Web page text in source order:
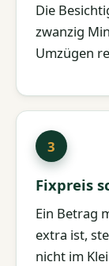
Die
zwanzig
Umzügen
Fixpreis
Ein Betrag
extra ist,
nicht im